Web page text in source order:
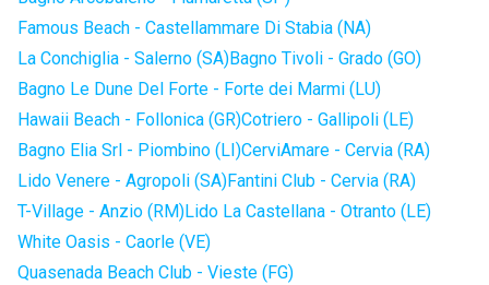
Famous Beach - Castellammare Di Stabia (NA)
La Conchiglia - Salerno (SA)Bagno Tivoli - Grado (GO)
Bagno Le Dune Del Forte - Forte dei Marmi (LU)
Hawaii Beach - Follonica (GR)Cotriero - Gallipoli (LE)
Bagno Elia Srl - Piombino (LI)CerviAmare - Cervia (RA)
Lido Venere - Agropoli (SA)Fantini Club - Cervia (RA)
T-Village - Anzio (RM)Lido La Castellana - Otranto (LE)
White Oasis - Caorle (VE)
Quasenada Beach Club - Vieste (FG)